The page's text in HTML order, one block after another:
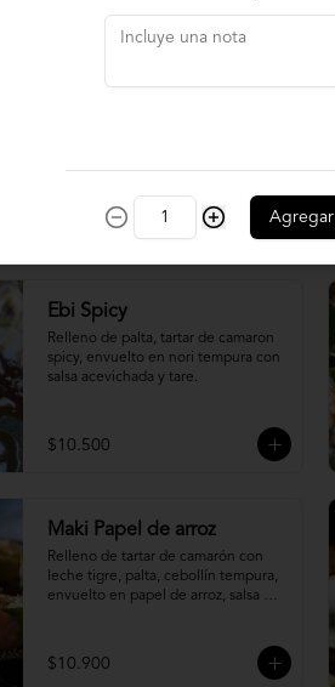
$11.900
Ebi Spicy
Relleno de palta, tartar de camaron
spicy, envuelto en nori tempura con
salsa acevichada y tare.
$10.500
Maki Papel de arroz
Relleno de tartar de camarón con
leche tigre, palta, cebollín tempura,
envuelto en papel de arroz, salsa
$10.900
Agregar